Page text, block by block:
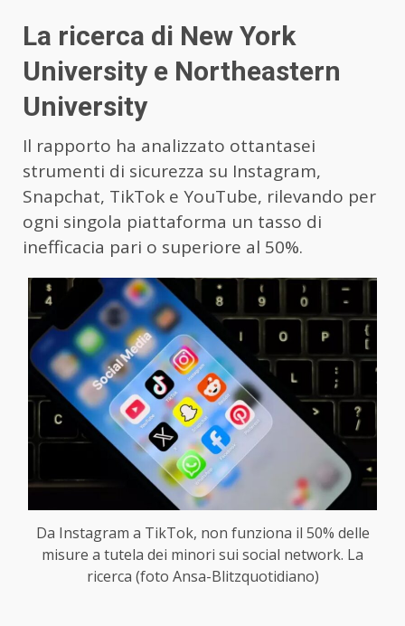
La ricerca di New York
University e Northeastern
University
Il rapporto ha analizzato ottantasei
strumenti di sicurezza su Instagram,
Snapchat, TikTok e YouTube, rilevando per
ogni singola piattaforma un tasso di
inefficacia pari o superiore al 50%.
Da Instagram a TikTok, non funziona il 50% delle
misure a tutela dei minori sui social network. La
ricerca (foto Ansa-Blitzquotidiano)